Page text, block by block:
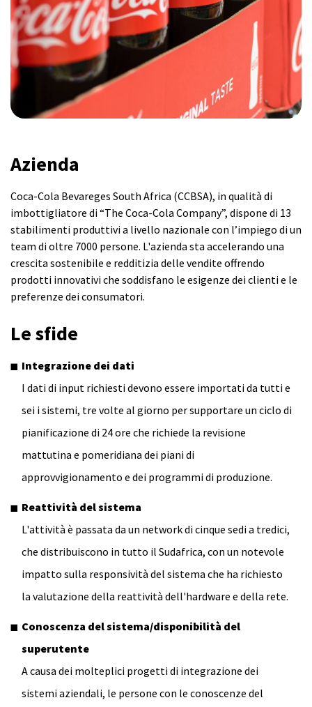
Azienda
Coca-Cola Bevareges South Africa (CCBSA), in qualità di
imbottigliatore di “The Coca-Cola Company”, dispone di 13
stabilimenti produttivi a livello nazionale con l’impiego di un
team di oltre 7000 persone. L'azienda sta accelerando una
crescita sostenibile e redditizia delle vendite offrendo
prodotti innovativi che soddisfano le esigenze dei clienti e le
preferenze dei consumatori.
Le sfide
Integrazione dei dati
I dati di input richiesti devono essere importati da tutti e
sei i sistemi, tre volte al giorno per supportare un ciclo di
pianificazione di 24 ore che richiede la revisione
mattutina e pomeridiana dei piani di
approvvigionamento e dei programmi di produzione.
Reattività del sistema
L'attività è passata da un network di cinque sedi a tredici,
che distribuiscono in tutto il Sudafrica, con un notevole
impatto sulla responsività del sistema che ha richiesto
la valutazione della reattività dell'hardware e della rete.
Conoscenza del sistema/disponibilità del
superutente
A causa dei molteplici progetti di integrazione dei
sistemi aziendali, le persone con le conoscenze del